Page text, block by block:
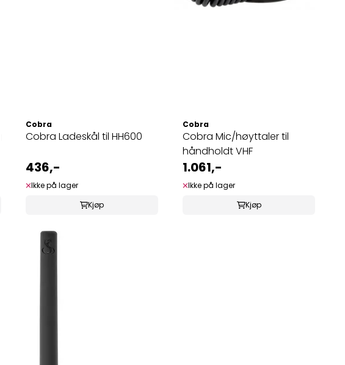
Cobra
Cobra Ladeskål til HH600
436,-
Ikke på lager
Kjøp
Cobra
Cobra Mic/høyttaler til
håndholdt VHF
1.061,-
Ikke på lager
Kjøp